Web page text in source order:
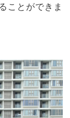
ことができま